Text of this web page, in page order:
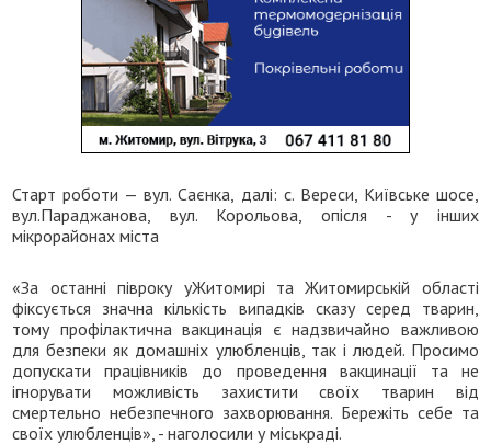
Старт роботи — вул. Саєнка, далі: с. Вереси, Київське шосе,
вул.Параджанова, вул. Корольова, опісля - у інших
мікрорайонах міста
«За останні півроку уЖитомирі та Житомирській області
фіксується значна кількість випадків сказу серед тварин,
тому профілактична вакцинація є надзвичайно важливою
для безпеки як домашніх улюбленців, так і людей. Просимо
допускати працівників до проведення вакцинації та не
ігнорувати можливість захистити своїх тварин від
смертельно небезпечного захворювання. Бережіть себе та
своїх улюбленців», - наголосили у міськраді.